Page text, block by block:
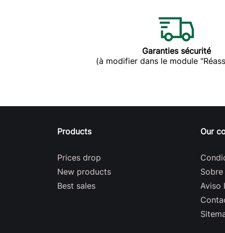
Garanties sécurité
(à modifier dans le module
Products
Prices drop
New products
Best sales
Our
Sobre
Aviso